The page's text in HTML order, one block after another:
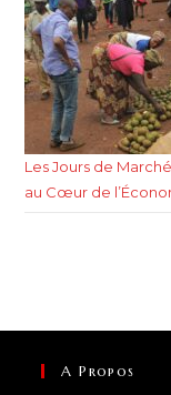
Les Jours de
au Cœur de
A Propos